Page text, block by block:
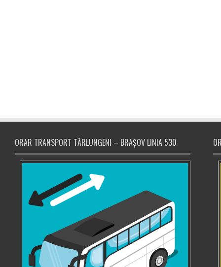
ORAR TRANSPORT TĂRLUNGENI – BRAȘOV LINIA 530